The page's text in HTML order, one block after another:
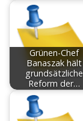
Grünen-Chef
Banaszak hält
grundsätzliche
Reform der…